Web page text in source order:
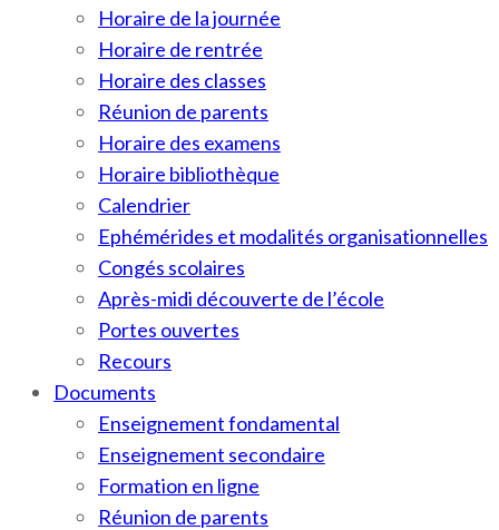
Horaire de la journée
Horaire de rentrée
Horaire des classes
Réunion de parents
Horaire des examens
Horaire bibliothèque
Calendrier
Ephémérides et modalités organisationnelles
Congés scolaires
Après-midi découverte de l’école
Portes ouvertes
Recours
Documents
Enseignement fondamental
Enseignement secondaire
Formation en ligne
Réunion de parents